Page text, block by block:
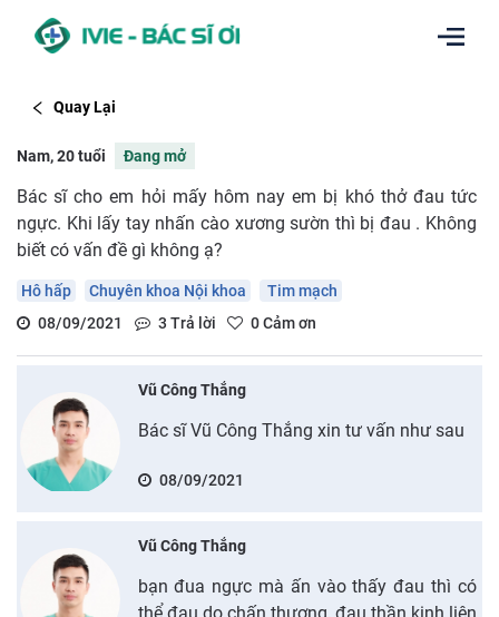
Quay Lại
Nam, 20 tuổi Đang mở
Bác sĩ cho em hỏi mấy hôm nay em bị khó thở đau tức
ngực. Khi lấy tay nhấn cào xương sườn thì bị đau . Không
biết có vấn đề gì không ạ?
Hô hấp Chuyên khoa Nội khoa
Tim mạch
08/09/2021
3 Trả lời 0Cảm ơn
Vũ Công Thắng
Bác sĩ Vũ Công Thắng xin tư vấn như sau
08/09/2021
Vũ Công Thắng
bạn đua ngực mà ấn vào thấy đau thì có
thể đau do chấn thương, đau thần kinh liên